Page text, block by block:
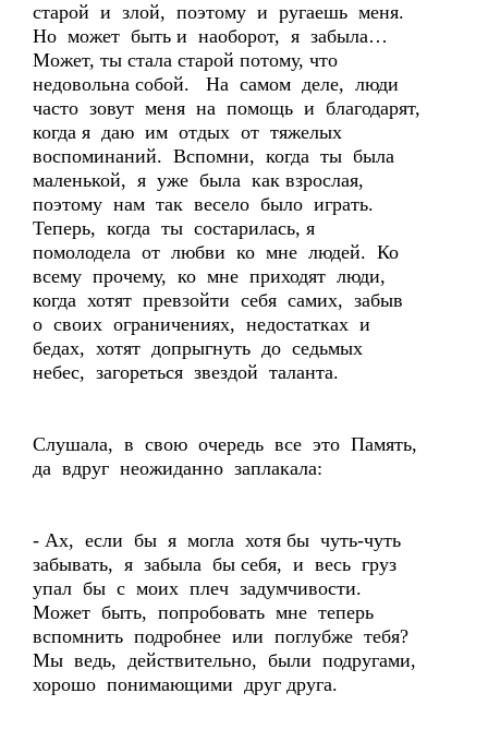
старой и злой, поэтому и ругаешь меня.
Но может быть и наоборот, я забыла…
Может, ты стала старой потому, что
недовольна собой. На самом деле, люди
часто зовут меня на помощь и благодарят,
когда я даю им отдых от тяжелых
воспоминаний. Вспомни, когда ты была
маленькой, я уже была как взрослая,
поэтому нам так весело было играть.
Теперь, когда ты состарилась, я
помолодела от любви ко мне людей. Ко
всему прочему, ко мне приходят люди,
когда хотят превзойти себя самих, забыв
о своих ограничениях, недостатках и
бедах, хотят допрыгнуть до седьмых
небес, загореться звездой таланта.
Слушала, в свою очередь все это Память,
да вдруг неожиданно заплакала:
- Ах, если бы я могла хотя бы чуть-чуть
забывать, я забыла бы себя, и весь груз
упал бы с моих плеч задумчивости.
Может быть, попробовать мне теперь
вспомнить подробнее или поглубже тебя?
Мы ведь, действительно, были подругами,
хорошо понимающими друг друга.